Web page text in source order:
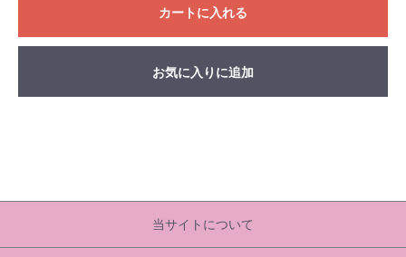
カートに入れる
お気に入りに追加
当サイトについて